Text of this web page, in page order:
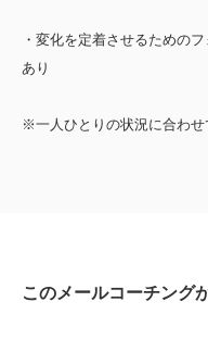
・変化を定着させるための
あり
​※一人ひとりの状況に合わせ
このメールコーチング